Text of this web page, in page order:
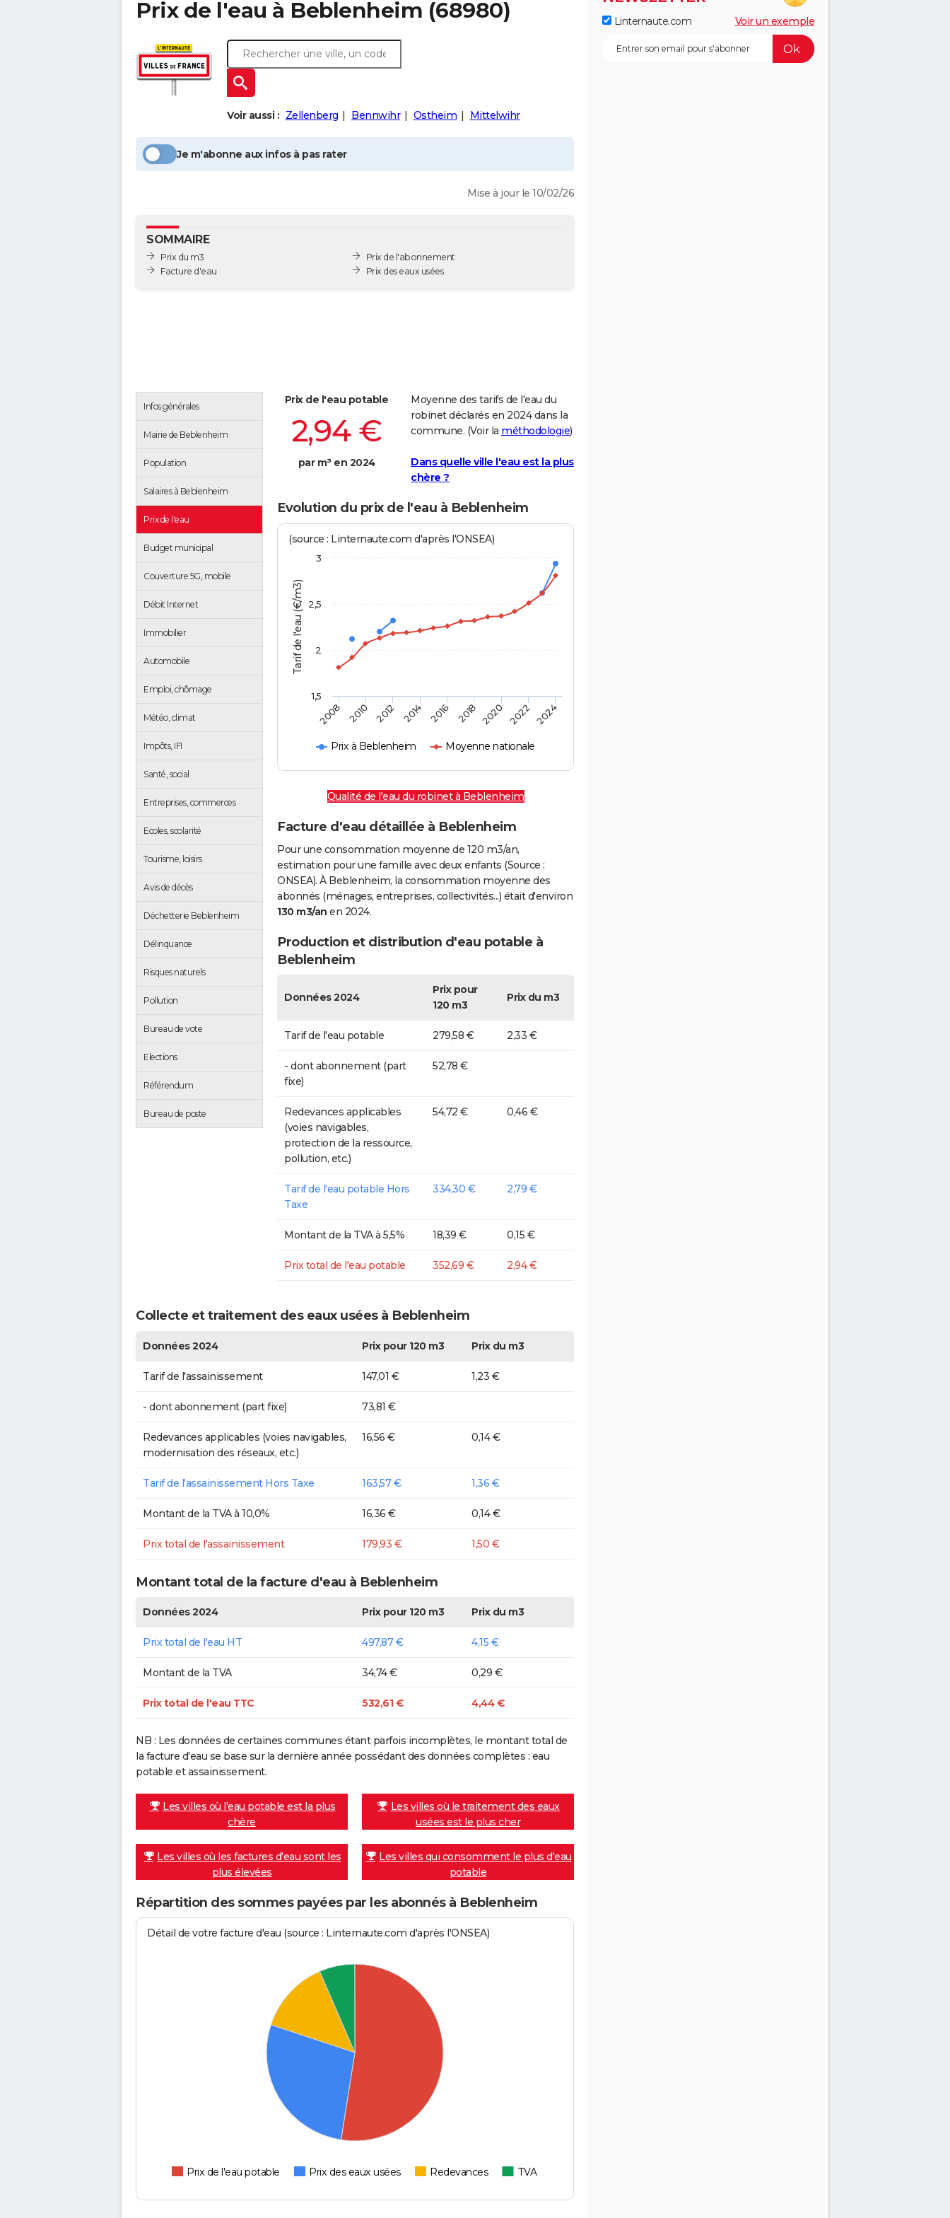
Prix de l'eau à Beblenheim (68980)
Voir aussi : Zellenberg Bennwihr Ostheim Mittelwihr
Je m'abonne aux infos à pas rater
Mise à jour le 10/02/26
SOMMAIRE
Prix du m3
Facture d'eau
Prix de l'abonnement
Prix des eaux usées
Infos générales
Mairie de Beblenheim
Population
Salaires à Beblenheim
Prix de l'eau
Budget municipal
Couverture 5G, mobile
Débit Internet
Immobilier
Automobile
Emploi, chômage
Météo, climat
Impôts, IFI
Santé, social
Entreprises, commerces
Ecoles, scolarité
Tourisme, loisirs
Avis de décès
Déchetterie Beblenheim
Délinquance
Risques naturels
Pollution
Bureau de vote
Elections
Référendum
Bureau de poste
Prix de l'eau potable
2,94 €
par m³ en 2024
Moyenne des tarifs de l'eau du
robinet déclarés en 2024 dans la
commune. (Voir la méthodologie)
Dans quelle ville l'eau est la plus
chère ?
Evolution du prix de l'eau à Beblenheim
Tarif de l'eau (€/m3)
(source : Linternaute.com d'après l'ONSEA)
Prix à Beblenheim Moyenne nationale
2008 2010 2012 2014 2016 2018 2020 2022 2024
1,5
2
2,5
3
Qualité de l'eau du robinet à Beblenheim
Facture d'eau détaillée à Beblenheim
Pour une consommation moyenne de 120 m3/an,
estimation pour une famille avec deux enfants (Source :
ONSEA). À Beblenheim, la consommation moyenne des
abonnés (ménages, entreprises, collectivités...) était d'environ
130 m3/an en 2024.
Production et distribution d'eau potable à
Beblenheim
Données 2024
Prix pour
120 m3
Prix du m3
Tarif de l'eau potable 279,58 € 2,33 €
- dont abonnement (part
fixe)
52,78 €
Redevances applicables
(voies navigables,
protection de la ressource,
pollution, etc.)
54,72 € 0,46 €
Tarif de l'eau potable Hors
Taxe
334,30 € 2,79 €
Montant de la TVA à 5,5% 18,39 € 0,15 €
Prix total de l'eau potable 352,69 € 2,94 €
Collecte et traitement des eaux usées à Beblenheim
Données 2024 Prix pour 120 m3 Prix du m3
Tarif de l'assainissement 147,01 € 1,23 €
- dont abonnement (part fixe) 73,81 €
Redevances applicables (voies navigables,
modernisation des réseaux, etc.)
16,56 € 0,14 €
Tarif de l'assainissement Hors Taxe 163,57 € 1,36 €
Montant de la TVA à 10,0% 16,36 € 0,14 €
Prix total de l'assainissement 179,93 € 1,50 €
Montant total de la facture d'eau à Beblenheim
Données 2024 Prix pour 120 m3 Prix du m3
Prix total de l'eau HT 497,87 € 4,15 €
Montant de la TVA 34,74 € 0,29 €
Prix total de l'eau TTC 532,61 € 4,44 €
NB : Les données de certaines communes étant parfois incomplètes, le montant total de
la facture d'eau se base sur la dernière année possédant des données complètes : eau
potable et assainissement.
Les villes où l'eau potable est la plus
chère
Les villes où le traitement des eaux
usées est le plus cher
Les villes où les factures d'eau sont les
plus élevées
Les villes qui consomment le plus d'eau
potable
Répartition des sommes payées par les abonnés à Beblenheim
Détail de votre facture d'eau (source : Linternaute.com d'après l'ONSEA)
Prix de l'eau potable Prix des eaux usées Redevances TVA
Linternaute.com Voir un exemple